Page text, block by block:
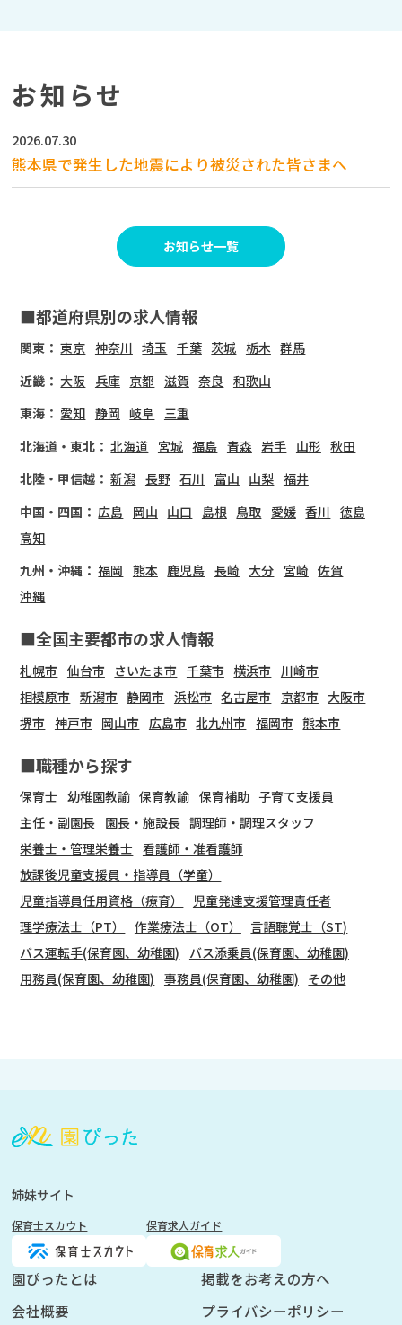
お知らせ
2026.07.30
熊本県で発生した地震により被災された皆さまへ
お知らせ一覧
■都道府県別の求人情報
関東： 東京 神奈川 埼玉 千葉 茨城 栃木 群馬
近畿： 大阪 兵庫 京都 滋賀 奈良 和歌山
東海： 愛知 静岡 岐阜
三重
北海道・東北： 北海道 宮城 福島 青森 岩手 山形 秋田
北陸・甲信越： 新潟 長野 石川 富山 山梨 福井
中国・四国： 広島 岡山 山口 島根 鳥取 愛媛 香川 徳島
高知
九州・沖縄： 福岡 熊本 鹿児島 長崎 大分 宮崎 佐賀
沖縄
■全国主要都市の求人情報
札幌市 仙台市 さいたま市 千葉市 横浜市
川崎市
相模原市 新潟市 静岡市 浜松市 名古屋市 京都市 大阪市
堺市 神戸市 岡山市 広島市 北九州市 福岡市 熊本市
■職種から探す
保育士 幼稚園教諭 保育教諭 保育補助 子育て支援員
主任・副園長 園長・施設長 調理師・調理スタッフ
栄養士・管理栄養士 看護師・准看護師
放課後児童支援員・指導員（学童）
児童指導員任用資格（療育）
児童発達支援管理責任者
理学療法士（PT）
作業療法士（OT）
言語聴覚士（ST)
バス運転手(保育園、幼稚園)
バス添乗員(保育園、幼稚園)
用務員(保育園、幼稚園) 事務員(保育園、幼稚園) その他
登
く
イ
姉妹サイト
保育士スカウト 保育求人ガイド
園ぴったとは
掲載をお考えの方へ
会社概要
プライバシーポリシー